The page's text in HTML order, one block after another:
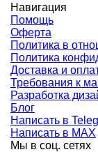
Навигация
Помощь
Оферта
Политика в
Политика
Доставка и
Требования к
Разработка
Блог
Написать в
Написать в MAX
Мы в соц. сетях